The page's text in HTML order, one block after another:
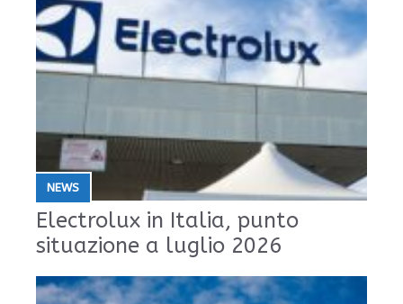
NEWS
Electrolux in Italia, punto
situazione a luglio 2026